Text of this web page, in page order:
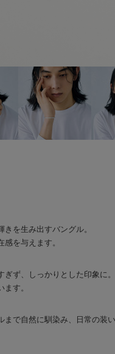
を生み出すバングル。
を与えます。
ず、しっかりとした印象に。
す。
で自然に馴染み、日常の装